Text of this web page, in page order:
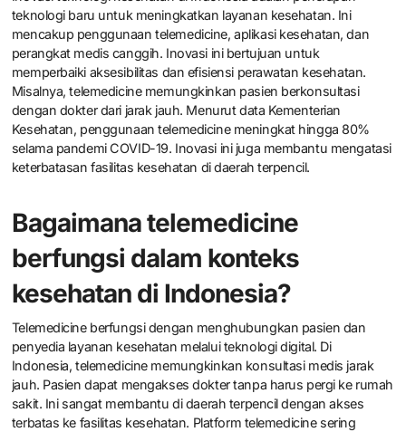
teknologi baru untuk meningkatkan layanan kesehatan. Ini
mencakup penggunaan telemedicine, aplikasi kesehatan, dan
perangkat medis canggih. Inovasi ini bertujuan untuk
memperbaiki aksesibilitas dan efisiensi perawatan kesehatan.
Misalnya, telemedicine memungkinkan pasien berkonsultasi
dengan dokter dari jarak jauh. Menurut data Kementerian
Kesehatan, penggunaan telemedicine meningkat hingga 80%
selama pandemi COVID-19. Inovasi ini juga membantu mengatasi
keterbatasan fasilitas kesehatan di daerah terpencil.
Bagaimana telemedicine
berfungsi dalam konteks
kesehatan di Indonesia?
Telemedicine berfungsi dengan menghubungkan pasien dan
penyedia layanan kesehatan melalui teknologi digital. Di
Indonesia, telemedicine memungkinkan konsultasi medis jarak
jauh. Pasien dapat mengakses dokter tanpa harus pergi ke rumah
sakit. Ini sangat membantu di daerah terpencil dengan akses
terbatas ke fasilitas kesehatan. Platform telemedicine sering